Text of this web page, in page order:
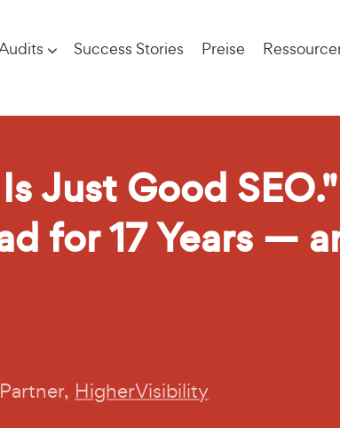
Success Stories Preise
Just Good
for 17 Years —
HigherVisibility